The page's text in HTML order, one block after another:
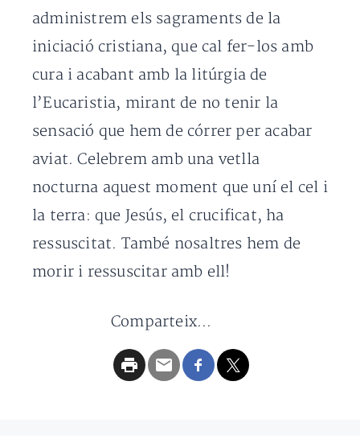
administrem els sagraments de la
iniciació cristiana, que cal fer-los amb
cura i acabant amb la litúrgia de
l’Eucaristia, mirant de no tenir la
sensació que hem de córrer per acabar
aviat. Celebrem amb una vetlla
nocturna aquest moment que uní el cel i
la terra: que Jesús, el crucificat, ha
ressuscitat. També nosaltres hem de
morir i ressuscitar amb ell!
Comparteix...